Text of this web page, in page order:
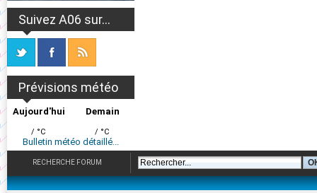
Suivez A06 sur...
Prévisions météo
Aujourd'hui
/ °C
Demain
/ °C
Bulletin météo détaillé...
RECHERCHE FORUM